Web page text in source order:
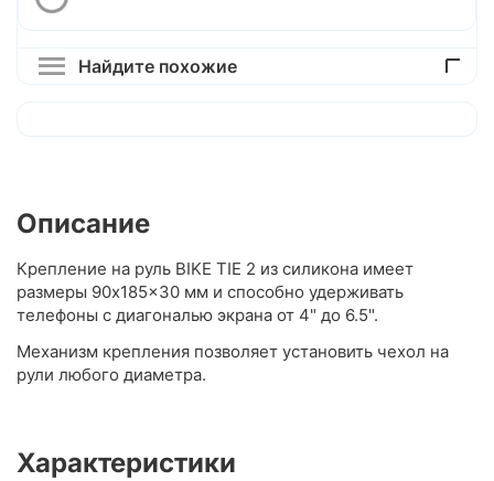
Найдите похожие
Описание
Крепление на руль BIKE TIE 2 из силикона имеет
размеры 90x185x30 мм и способно удерживать
телефоны с диагональю экрана от 4" до 6.5".
Механизм крепления позволяет установить чехол на
рули любого диаметра.
Характеристики